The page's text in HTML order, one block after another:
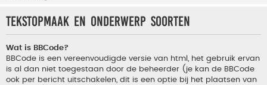
Tekstopmaak en onderwerp soorten
Wat is BBCode?
BBCode is een vereenvoudigde versie van html, het gebruik ervan
is al dan niet toegestaan door de beheerder (je kan de BBCode
ook per bericht uitschakelen, dit is een optie bij het plaatsen van